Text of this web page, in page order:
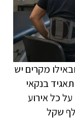
מקרים יש
בנקאי
על כל אירוע
שסכומו יעלה על 15 אלף שקל